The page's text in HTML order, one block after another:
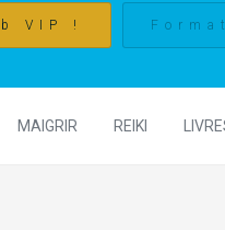
VIP !
MAIGRIR REIKI